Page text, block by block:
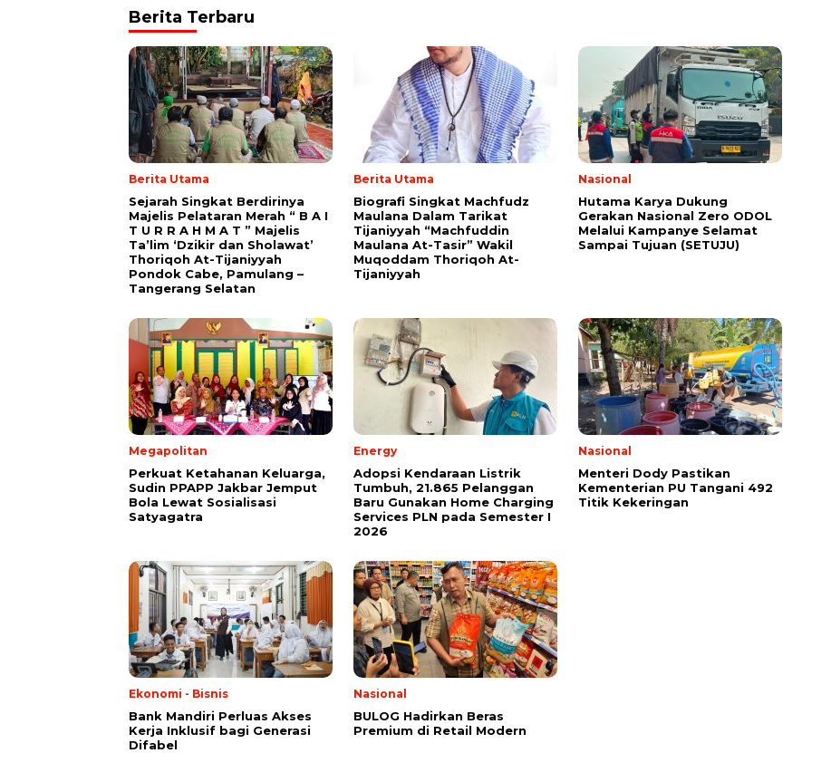
Berita Terbaru
Berita Utama
Sejarah Singkat Berdirinya
Majelis Pelataran Merah “ B A I
T U R R A H M A T ” Majelis
Ta’lim ‘Dzikir dan Sholawat’
Thoriqoh At-Tijaniyyah
Pondok Cabe, Pamulang –
Tangerang Selatan
Berita Utama
Biografi Singkat Machfudz
Maulana Dalam Tarikat
Tijaniyyah “Machfuddin
Maulana At-Tasir” Wakil
Muqoddam Thoriqoh At-
Tijaniyyah
Nasional
Hutama Karya Dukung
Gerakan Nasional Zero ODOL
Melalui Kampanye Selamat
Sampai Tujuan (SETUJU)
Megapolitan
Perkuat Ketahanan Keluarga,
Sudin PPAPP Jakbar Jemput
Bola Lewat Sosialisasi
Satyagatra
Energy
Adopsi Kendaraan Listrik
Tumbuh, 21.865 Pelanggan
Baru Gunakan Home Charging
Services PLN pada Semester I
2026
Nasional
Menteri Dody Pastikan
Kementerian PU Tangani 492
Titik Kekeringan
Ekonomi - Bisnis
Bank Mandiri Perluas Akses
Kerja Inklusif bagi Generasi
Difabel
Nasional
BULOG Hadirkan Beras
Premium di Retail Modern